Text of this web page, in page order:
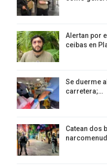
Alertan por
ceibas en
Se duerme
carretera;…
Catean dos